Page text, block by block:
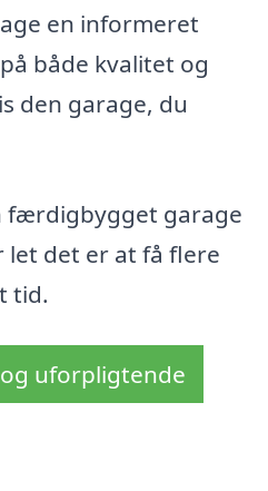
en informeret
både kvalitet og
den garage, du
færdigbygget garage
let det er at få flere
tid.
uforpligtende